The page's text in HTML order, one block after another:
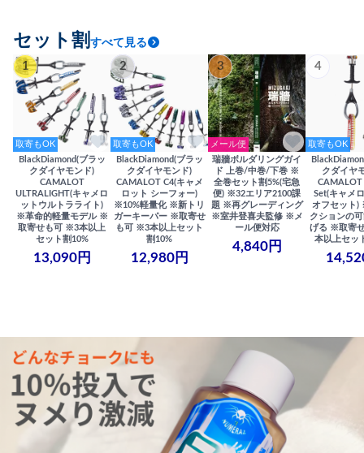
セット割 すべて見る
1
取寄もOK
BlackDiamond(ブラッ
クダイヤモンド)
CAMALOT
ULTRALIGHT(キャメロ
ットウルトラライト)
※革命的軽量モデル ※
取寄せも可 ※3本以上
セット割10%
13,090円
2
取寄もOK
BlackDiamond(ブラッ
クダイヤモンド)
CAMALOT C4(キャメ
ロット シーフォー)
※10%軽量化 ※新トリ
ガーキーパー ※取寄せ
も可 ※3本以上セット
割10%
12,980円
3
メール便
瑞牆ボルダリングガイ
ド 上巻/中巻/下巻 ※
全巻セット割5%(宅急
便) ※32エリア2100課
題 ※再グレーディング
※室井登喜夫監修 ※メ
ール便対応
4,840円
4
取寄もOK
クダイヤ
Set(キャメ
オフセット)
クションの
げる ※取寄
本以上セッ